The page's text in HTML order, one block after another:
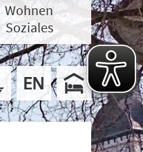
Wohnen
Soziales